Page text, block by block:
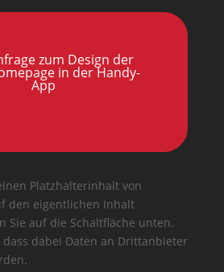
zum Design der
in der Handy-
App
Platzhalterinhalt von
den eigentlichen Inhalt
Sie auf die Schaltfläche unten.
dass dabei Daten an Drittanbieter